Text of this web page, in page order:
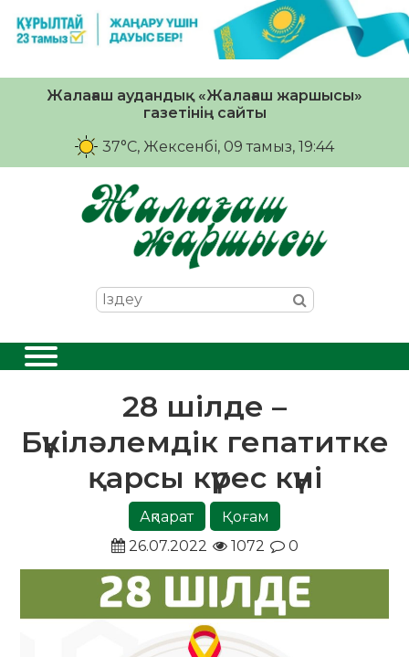
Жалағаш аудандық «Жалағаш жаршысы»
газетінің сайты
37°C, Жексенбі, 09 тамыз, 19:44
28 шілде –
Бүкіләлемдік гепатитке
қарсы күрес күні
Ақпарат
Қоғам
26.07.2022
1072 0